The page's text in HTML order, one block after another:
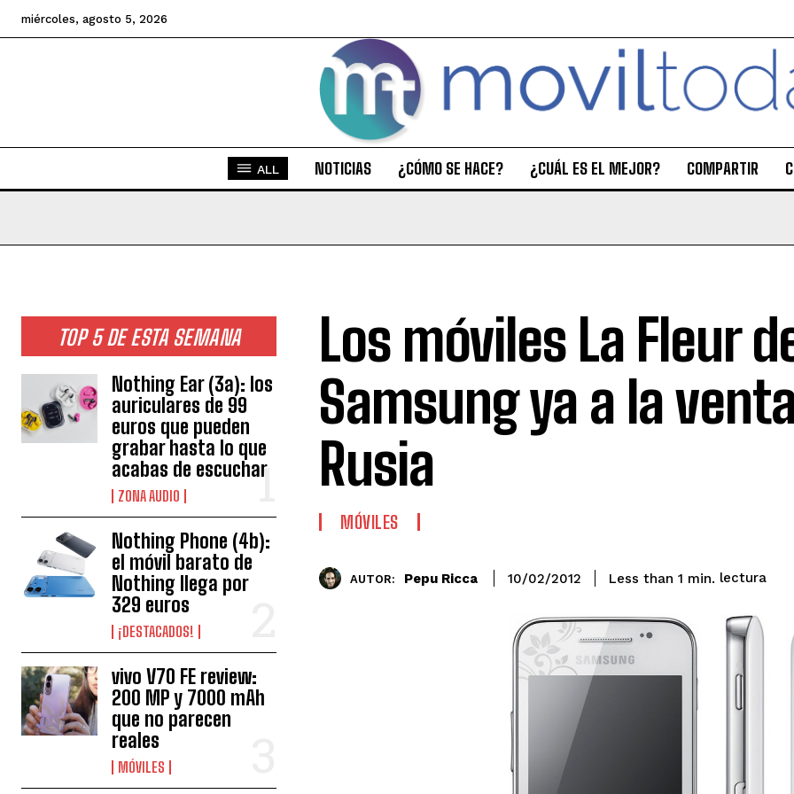
miércoles, agosto 5, 2026
ALL NOTICIAS ¿CÓMO SE HACE? ¿CUÁL ES EL MEJOR? COMPARTIR
TOP 5 DE ESTA SEMANA
Nothing Ear (3a): los
auriculares de 99
euros que pueden
grabar hasta lo que
acabas de escuchar
ZONA AUDIO
Nothing Phone (4b):
el móvil barato de
Nothing llega por
329 euros
¡DESTACADOS!
vivo V70 FE review:
200 MP y 7000 mAh
que no parecen
reales
MÓVILES
Los móviles La Fleur
Samsung ya a la
Rusia
MÓVILES
AUTOR: Pepu Ricca 10/02/2012 Less than 1 min. lectura